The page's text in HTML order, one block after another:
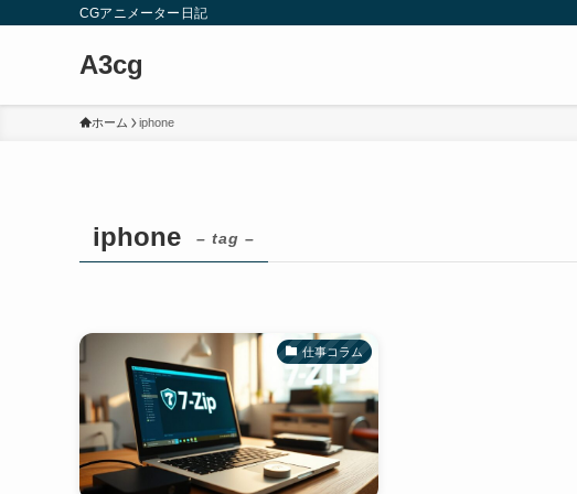
CGアニメーター日記
A3cg
ホーム iphone
iphone – tag –
仕事コラム